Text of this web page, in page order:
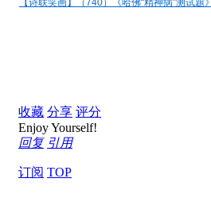
收藏 分享 评分
Enjoy Yourself!
回复 引用
订阅 TOP